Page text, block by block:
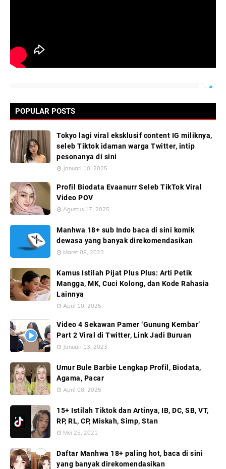
POPULAR POSTS
Tokyo lagi viral eksklusif content IG miliknya,
seleb Tiktok idaman warga Twitter, intip
pesonanya di sini
Januari 10, 2025
Profil Biodata Evaanurr Seleb TikTok Viral
Video POV
Agustus 17, 2025
Manhwa 18+ sub Indo baca di sini komik
dewasa yang banyak direkomendasikan
Maret 08, 2023
Kamus Istilah Pijat Plus Plus: Arti Petik
Mangga, MK, Cuci Kolong, dan Kode Rahasia
Lainnya
April 10, 2025
Video 4 Sekawan Pamer ‘Gunung Kembar’
Part 2 Viral di Twitter, Link Jadi Buruan
Januari 13, 2023
Umur Bule Barbie Lengkap Profil, Biodata,
Agama, Pacar
April 08, 2025
15+ Istilah Tiktok dan Artinya, IB, DC, SB, VT,
RP, RL, CP, Miskah, Simp, Stan
Mei 25, 2021
Daftar Manhwa 18+ paling hot, baca di sini
yang banyak direkomendasikan